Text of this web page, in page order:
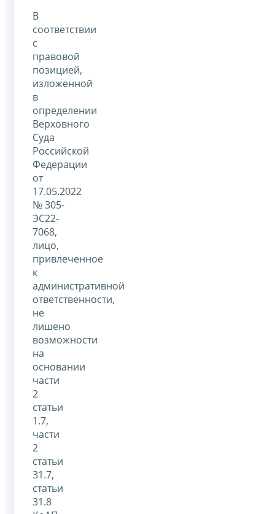
В
соответствии
с
правовой
позицией,
изложенной
в
определении
Верховного
Суда
Российской
Федерации
от
17.05.2022
№ 305-
ЭС22-
7068,
лицо,
привлеченное
к
административной
ответственности,
не
лишено
возможности
на
основании
части
2
статьи
1.7,
части
2
статьи
31.7,
статьи
31.8